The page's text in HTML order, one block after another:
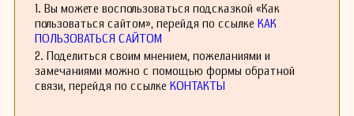
1. Вы можете воспользоваться подсказкой «Как
пользоваться сайтом», перейдя по ссылке КАК
ПОЛЬЗОВАТЬСЯ САЙТОМ
2. Поделиться своим мнением, пожеланиями и
замечаниями можно с помощью формы обратной
связи, перейдя по ссылке КОНТАКТЫ